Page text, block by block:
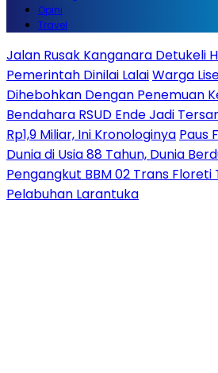
Opini
Travel
Jalan Rusak Kanganara Detukeli
Pemerintah Dinilai LalaiWarga
Dihebohkan Dengan Penemuan
Bendahara RSUD Ende Jadi
Rp1,9 Miliar, Ini Kronologinya Paus
Dunia di Usia 88 Tahun, Dunia
Pengangkut BBM 02 Trans
Pelabuhan Larantuka